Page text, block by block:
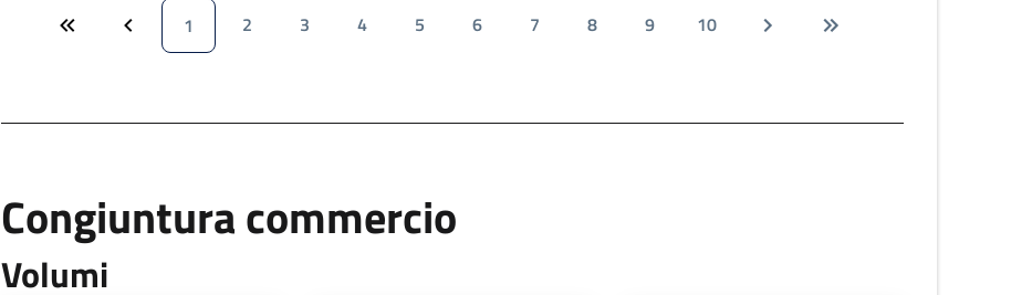
1 2 3 4 5 6 7 8 9 10
Congiuntura commercio
Volumi